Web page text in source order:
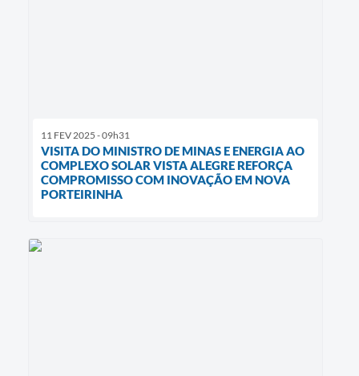
11 FEV 2025 - 09h31
VISITA DO MINISTRO DE MINAS E ENERGIA AO
COMPLEXO SOLAR VISTA ALEGRE REFORÇA
COMPROMISSO COM INOVAÇÃO EM NOVA
PORTEIRINHA